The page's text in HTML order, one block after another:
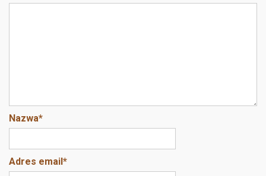
Nazwa*
Adres email*